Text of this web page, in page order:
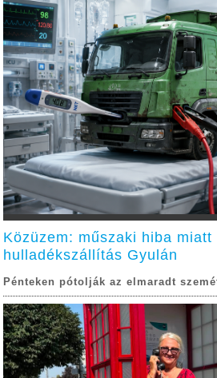
Közüzem: műszaki hiba miatt
hulladékszállítás Gyulán
Pénteken pótolják az elmaradt